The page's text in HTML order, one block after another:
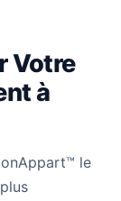
Votre
à
le